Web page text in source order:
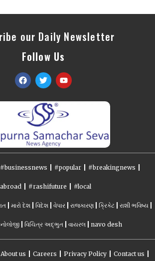
our Daily Newsletter
Follow Us
#businessnews #popular #breakingnews
#rashifuture #local
મારો દેશ વિદેશ વેપાર રાજકારણ ક્રિકેટ રાશી ભવિષ્ય
વિચિત્ર અદ્ભુત વાયરલ navo desh
About us Careers Privacy Policy Contact us